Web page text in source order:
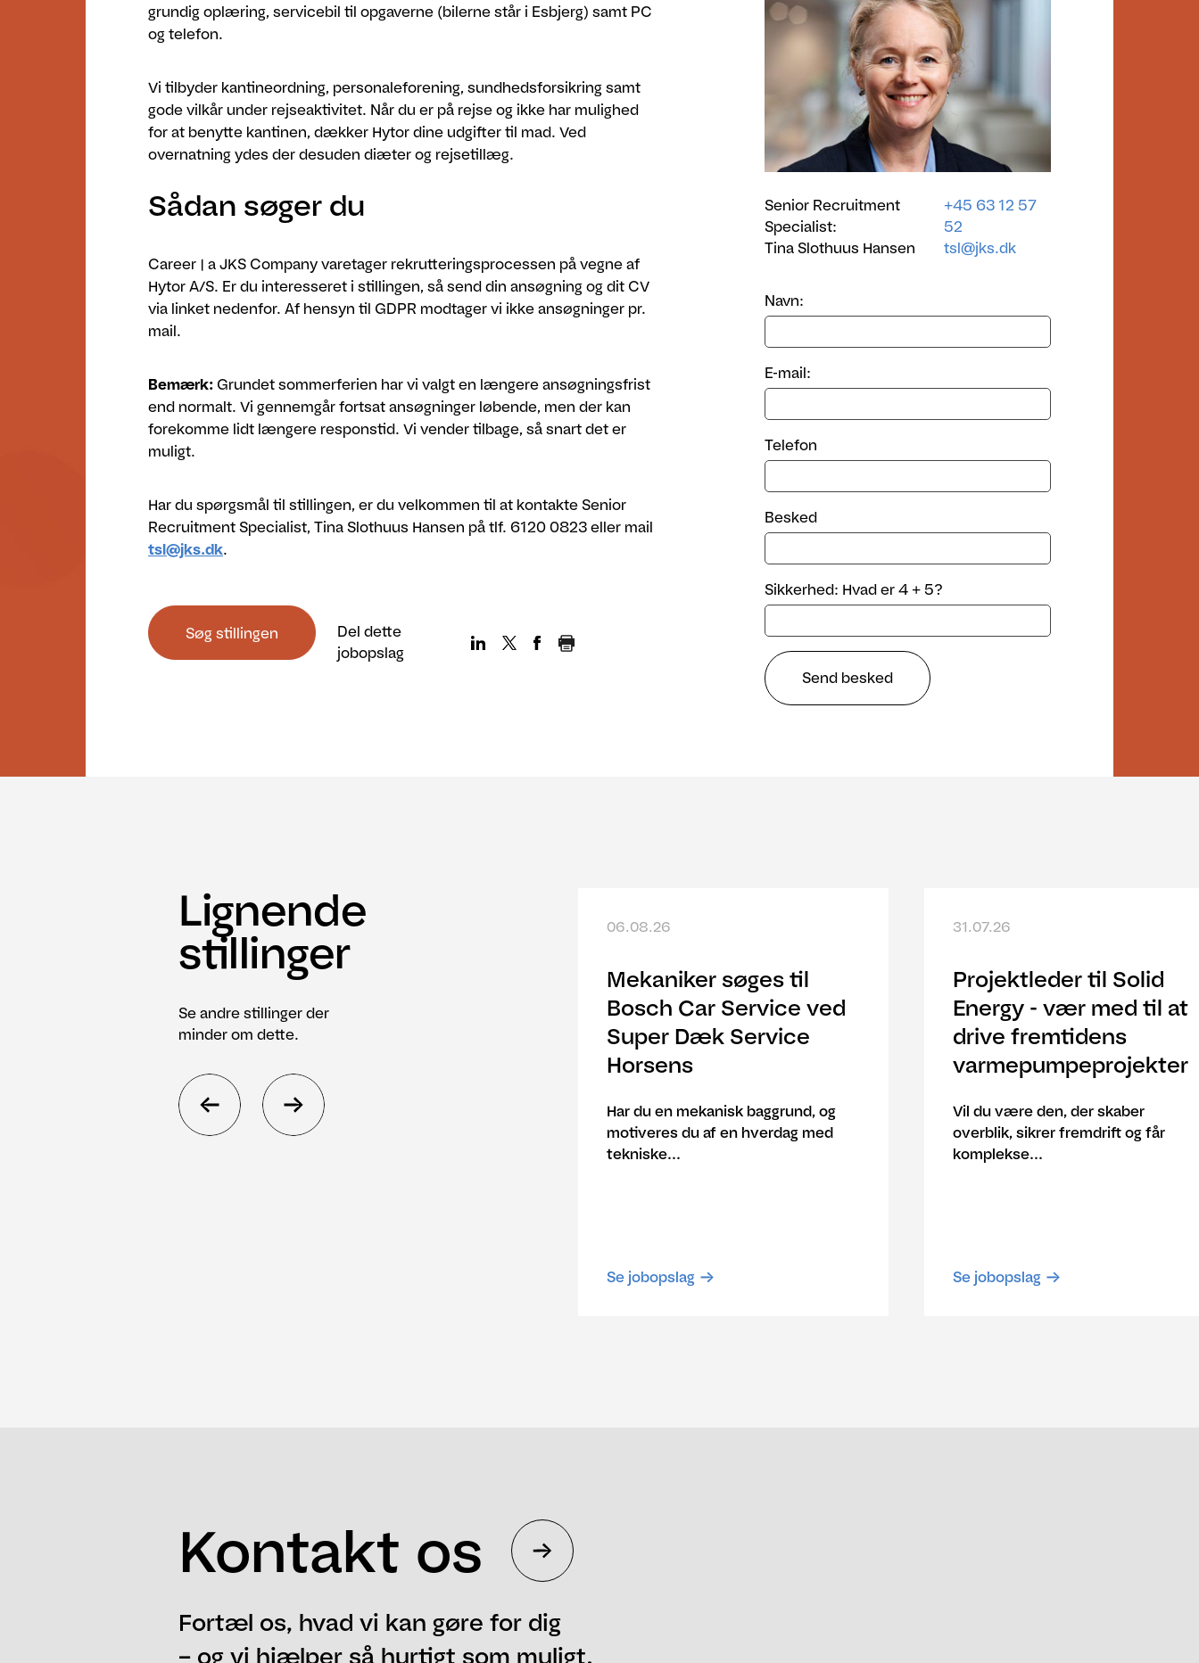
grundig oplæring, servicebil til opgaverne (bilerne står i Esbjerg) samt PC
og telefon.
Vi tilbyder kantineordning, personaleforening, sundhedsforsikring samt
gode vilkår under rejseaktivitet. Når du er på rejse og ikke har mulighed
for at benytte kantinen, dækker Hytor dine udgifter til mad. Ved
overnatning ydes der desuden diæter og rejsetillæg.
Sådan søger du
Career | a JKS Company varetager rekrutteringsprocessen på vegne af
Hytor A/S. Er du interesseret i stillingen, så send din ansøgning og dit CV
via linket nedenfor. Af hensyn til GDPR modtager vi ikke ansøgninger pr.
mail.
Bemærk: Grundet sommerferien har vi valgt en længere ansøgningsfrist
end normalt. Vi gennemgår fortsat ansøgninger løbende, men der kan
forekomme lidt længere responstid. Vi vender tilbage, så snart det er
muligt.
Har du spørgsmål til stillingen, er du velkommen til at kontakte Senior
Recruitment Specialist, Tina Slothuus Hansen på tlf. 6120 0823 eller mail
tsl@jks.dk.
Søg stillingen
Del dette
jobopslag
Senior Recruitment
Specialist:
+45 63 12 57
52
Tina Slothuus Hansen
tsl@jks.dk
Navn:
E-mail:
Telefon
Besked
Sikkerhed: Hvad er 4 + 5?
Lignende
stillinger
Se andre stillinger der
minder om dette.
06.08.26
Mekaniker søges til
Bosch Car Service ved
Super Dæk Service
Horsens
Har du en mekanisk baggrund, og
motiveres du af en hverdag med
tekniske...
Se jobopslag
31.07.26
Projektleder til Solid
Energy - vær med til at
drive fremtidens
varmepumpeprojekter
Vil du være den, der skaber
overblik, sikrer fremdrift og får
komplekse...
Se jobopslag
Kontakt os
Fortæl os, hvad vi kan gøre for dig
– og vi hjælper så hurtigt som muligt.